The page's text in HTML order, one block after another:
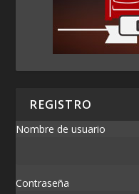
REGISTRO
Nombre de usuario
Contraseña